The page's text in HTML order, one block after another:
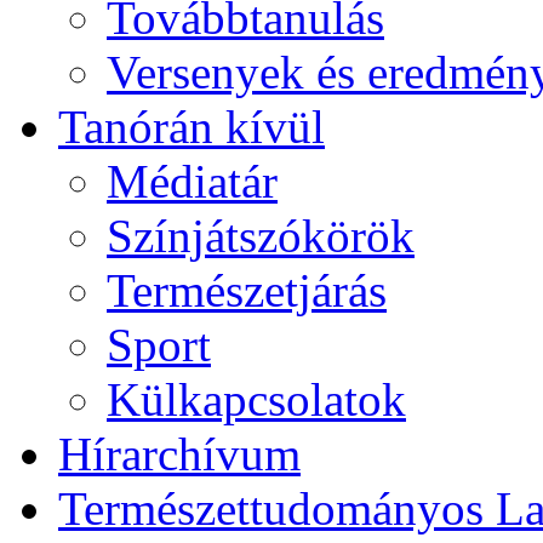
Továbbtanulás
Versenyek és
Tanórán kívül
Médiatár
Színjátszókörök
Természetjárás
Sport
Külkapcsolatok
Hírarchívum
Természettudományos